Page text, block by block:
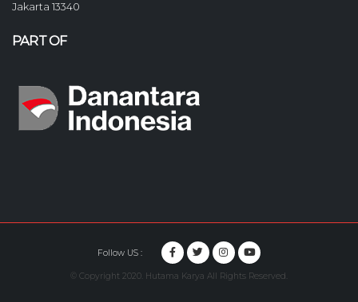
Jakarta 13340
PART OF
Follow US :
© Copyright 2020. Hutama Karya All Rights Reserved.